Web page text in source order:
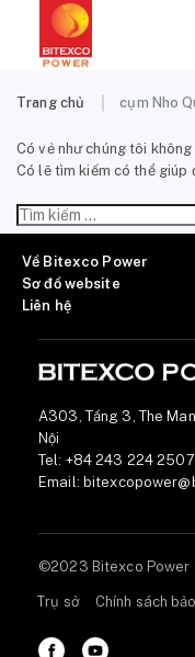
Trang chủ cụm Nho
Có vẻ như chúng tôi
Có lẽ tìm kiếm có thể giúp
Tìm
kiếm
Về Bitexco Power
Sơ đồ website
Liên hệ
A303, Tầng 3, The
Nội
Tel: +84 243 224 2507
Email:
©2023 Bitexco Power
Trụ sở Chính sách